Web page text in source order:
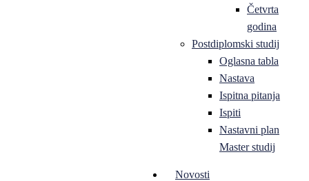
Četvrta
godina
Postdiplomski studij
Oglasna tabla
Nastava
Ispitna pitanja
Ispiti
Nastavni plan
Master studij
Novosti